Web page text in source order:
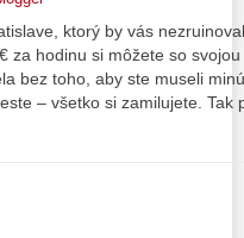
ktorý by vás
za hodinu si môžete so
bez toho, aby ste museli
– všetko si zamilujete.